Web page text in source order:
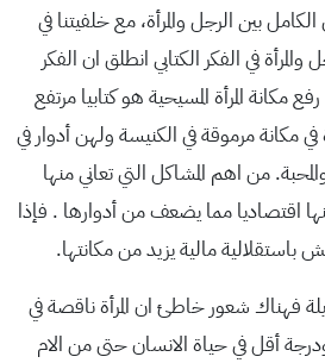
بين الرجل والمرأة، مع خلفيتنا في
في الفكر الكتابي انطلق ان الفكر
مكانة المرأة المسيحية هو كتابيا مرتفع
في مكانة مرموقة في الكنيسة ولهن أدوار في
من اهم المشاكل التي تعاني منها
اقتصاديا مما يضعف من أدوارها . فإذا
مالية يزيد من مكانتها.
فهناك شعور خاطئ ان المرأة ناقصة في
أقل في حياة الانسان حتى من الام